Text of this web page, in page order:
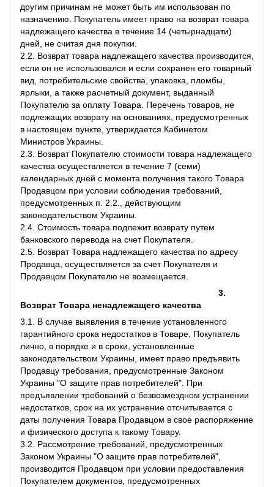
другим причинам не может быть им использован по
назначению. Покупатель имеет право на возврат товара
надлежащего качества в течение 14 (четырнадцати)
дней, не считая дня покупки.
2.2. Возврат товара надлежащего качества производится,
если он не использовался и если сохранен его товарный
вид, потребительские свойства, упаковка, пломбы,
ярлыки, а также расчетный документ, выданный
Покупателю за оплату Товара. Перечень товаров, не
подлежащих возврату на основаниях, предусмотренных
в настоящем пункте, утверждается Кабинетом
Министров Украины.
2.3. Возврат Покупателю стоимости товара надлежащего
качества осуществляется в течение 7 (семи)
календарных дней с момента получения такого Товара
Продавцом при условии соблюдения требований,
предусмотренных п. 2.2., действующим
законодательством Украины.
2.4. Стоимость товара подлежит возврату путем
банковского перевода на счет Покупателя.
2.5. Возврат Товара надлежащего качества по адресу
Продавца, осуществляется за счет Покупателя и
Продавцом Покупателю не возмещается.
3.
Возврат Товара ненадлежащего качества
3.1. В случае выявления в течение установленного
гарантийного срока недостатков в Товаре, Покупатель
лично, в порядке и в сроки, установленные
законодательством Украины, имеет право предъявить
Продавцу требования, предусмотренные Законом
Украины "О защите прав потребителей". При
предъявлении требований о безвозмездном устранении
недостатков, срок на их устранение отсчитывается с
даты получения Товара Продавцом в свое распоряжение
и физического доступа к такому Товару.
3.2. Рассмотрение требований, предусмотренных
Законом Украины "О защите прав потребителей",
производится Продавцом при условии предоставления
Покупателем документов, предусмотренных